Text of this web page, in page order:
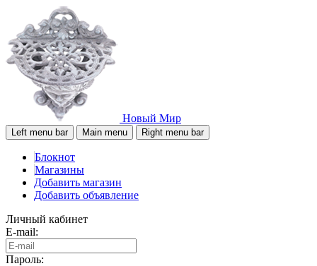
Новый Мир
Left menu bar Main menu Right menu bar
Блокнот
Магазины
Добавить магазин
Добавить объявление
Личный кабинет
E-mail:
Пароль: